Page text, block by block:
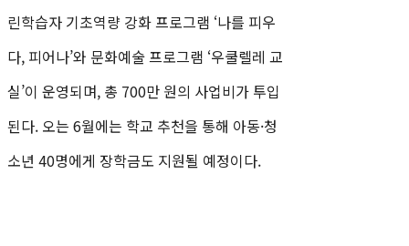
린학습자 기초역량 강화 프로그램 ‘나를 피우
다, 피어나’와 문화예술 프로그램 ‘우쿨렐레 교
실’이 운영되며, 총 700만 원의 사업비가 투입
된다. 오는 6월에는 학교 추천을 통해 아동·청
소년 40명에게 장학금도 지원될 예정이다.